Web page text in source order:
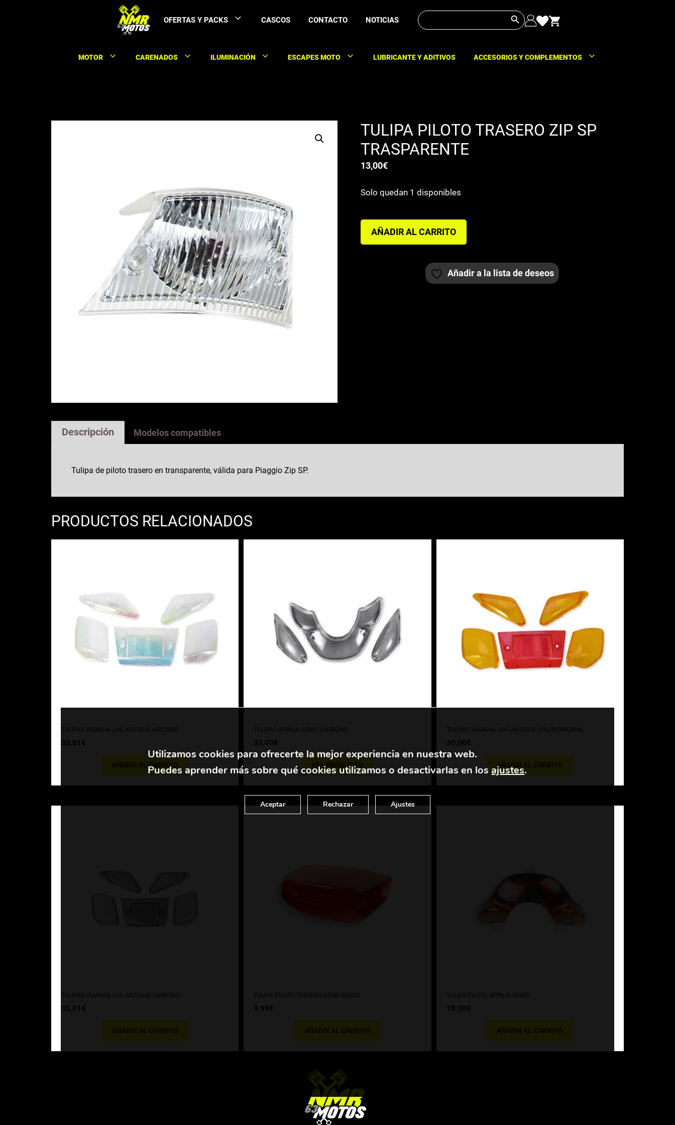
OFERTAS Y PACKS CASCOS CONTACTO NOTICIAS Buscar: Botón de búsqueda
MOTOR CARENADOS ILUMINACIÓN ESCAPES MOTO LUBRICANTE Y ADITIVOS ACCESORIOS Y COMPLEMENTOS
TULIPA PILOTO TRASERO ZIP SP
TRASPARENTE
13,00€
Solo quedan 1 disponibles
TULIPA
PILOTO
TRASERO
AÑADIR AL CARRITO
Añadir a la lista de deseos
Descripción Modelos compatibles
Tulipa de piloto trasero en transparente, válida para Piaggio Zip SP.
PRODUCTOS RELACIONADOS
TULIPAS YAMAHA JOG ANTIGUA ARCOIRIS
35,01 €
AÑADIR AL CARRITO
TULIPAS APRILIA SONIC CARBONO
32,00€
VER PRODUCTO
TULIPAS YAMAHA JOG ANTIGUA COLOR ORIGINAL
30,00€
AÑADIR AL CARRITO
TULIPAS YAMAHA JOG ANTIGUA CARBONO
35,01 €
TULIPA PILOTO TRASERO DERBI SENDA
9,99€
TULIPA PILOTO APRILIA SONIC
18,00€
Utilizamos cookies para ofrecerte la mejor experiencia en nuestra web.
Puedes aprender más sobre qué cookies utilizamos o desactivarlas en los ajustes.
Aceptar Rechazar Ajustes